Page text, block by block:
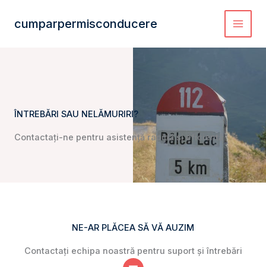
cumparpermisconducere
ÎNTREBĂRI SAU NELĂMURIRI?
Contactați-ne pentru asistență rapidă și eficientă
NE-AR PLĂCEA SĂ VĂ AUZIM
Contactați echipa noastră pentru suport și întrebări